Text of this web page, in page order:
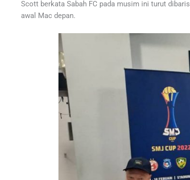
Scott berkata Sabah FC pada musim ini turut
awal Mac depan.